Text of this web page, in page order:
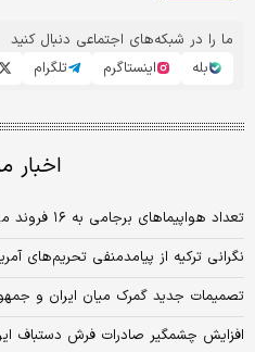
ما را در شبکه‌های اجتماعی دنبال کنید
بله
اینستاگرم تلگرام
اخبار
تعداد هواپیماهای برجامی به ۱۶ فروند می‌رسد
نگرانی ترکیه از پیامدمنفی تحریم‌های
تصمیمات جدید گمرک میان ایران و
افزایش چشمگیر صادرات فرش دستباف